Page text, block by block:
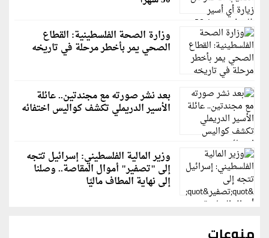
وزارة الصحة الفلسطينية: القطاع
الصحي يمر بأخطر مرحلة في تاريخه
بعد نشر صورته مع مجندتين.. عائلة
الأسير الدريملي تكشف كواليس اختفائه
وزير المالية الفلسطيني: إسرائيل تتجه
إلى "تصفير" أموال المقاصة.. وصلنا
إلى نهاية المطاف ماليًا